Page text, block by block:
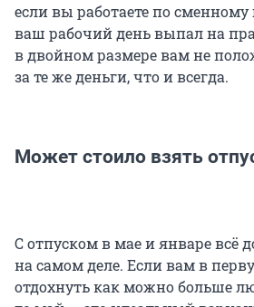
если вы работаете по
ваш рабочий день выпал на
в двойном размере вам не
за те же деньги, что и всегда.
Может стоило взять
С отпуском в мае и январе всё
на самом деле. Если вам в
отдохнуть как можно больше